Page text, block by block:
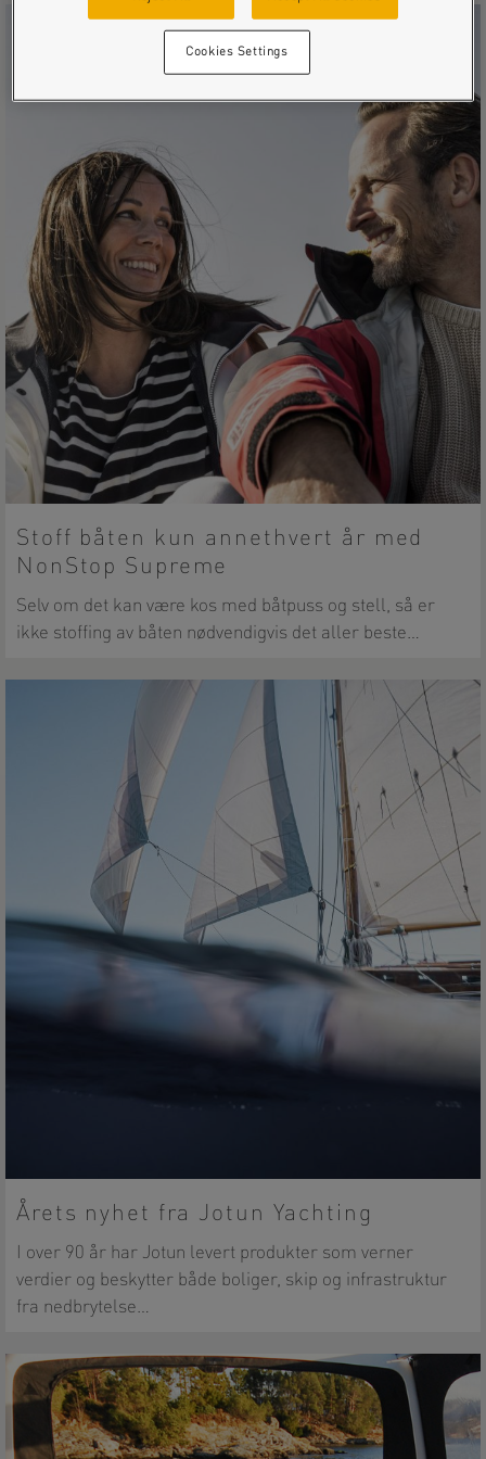
Stoff båten kun annethvert år med
NonStop Supreme
Selv om det kan være kos med båtpuss og stell, så er
ikke stoffing av båten nødvendigvis det aller beste…
Årets nyhet fra Jotun Yachting
I over 90 år har Jotun levert produkter som verner
verdier og beskytter både boliger, skip og infrastruktur
fra nedbrytelse…
Cookies Settings